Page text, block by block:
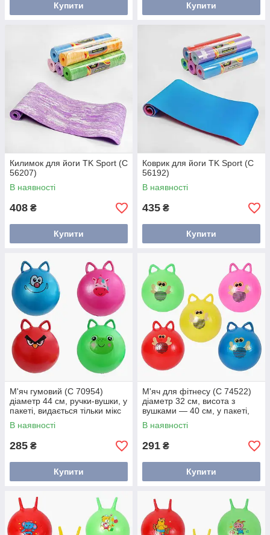
Купити Купити
Килимок для йоги TK Sport (C
56207)
В наявності
408 ₴
Купити
Коврик для йоги TK Sport (C
56192)
В наявності
435 ₴
Купити
М'яч гумовий (C 70954)
діаметр 44 см, ручки-вушки, у
пакеті, видається тільки мікс
різновидів
В наявності
285 ₴
Купити
М'яч для фітнесу (C 74522)
діаметр 32 см, висота з
вушками — 40 см, у пакеті,
видається мікс
В наявності
291 ₴
Купити